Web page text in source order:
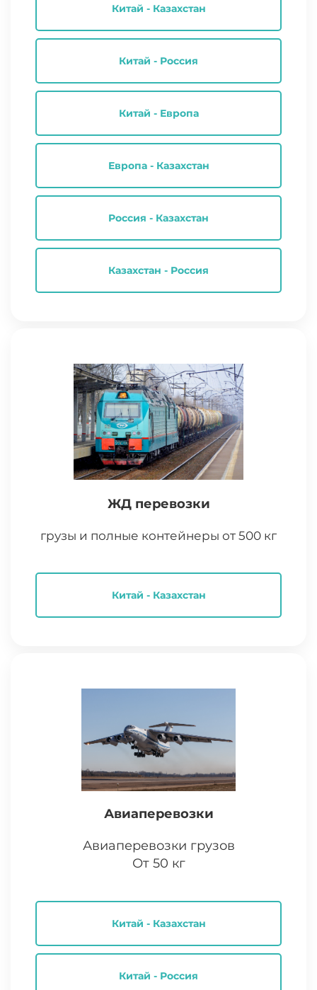
Китай - Казахстан
Китай - Россия
Китай - Европа
Европа - Казахстан
Россия - Казахстан
Казахстан - Россия
ЖД перевозки
грузы и полные контейнеры от 500 кг
Китай - Казахстан
Авиаперевозки
Авиаперевозки грузов
От 50 кг
Китай - Казахстан
Китай - Россия